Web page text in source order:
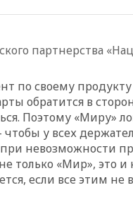
07:40
07:00
партнерства
по своему
обратится в
Поэтому «Миру»
у всех
при невозможности
только «Мир», это и
если все этим не